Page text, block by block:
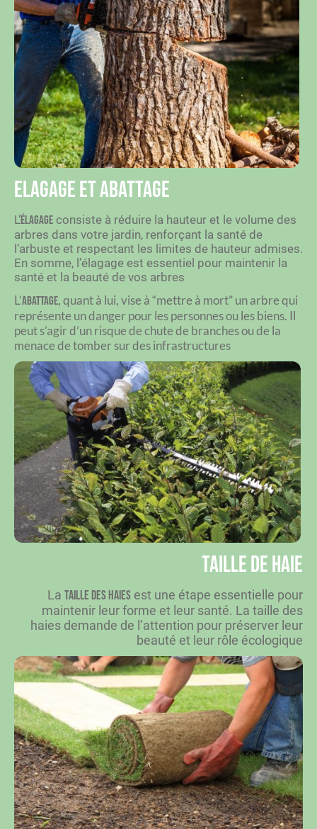
Elagage et abattage
L’élagage consiste à réduire la hauteur et le volume des
arbres dans votre jardin, renforçant la santé de
l’arbuste et respectant les limites de hauteur admises.
En somme, l’élagage est essentiel pour maintenir la
santé et la beauté de vos arbres
L’abattage, quant à lui, vise à “mettre à mort” un arbre qui
représente un danger pour les personnes ou les biens. Il
peut s’agir d’un risque de chute de branches ou de la
menace de tomber sur des infrastructures
Taille de haie
La taille des haies est une étape essentielle pour
maintenir leur forme et leur santé. La taille des
haies demande de l’attention pour préserver leur
beauté et leur rôle écologique